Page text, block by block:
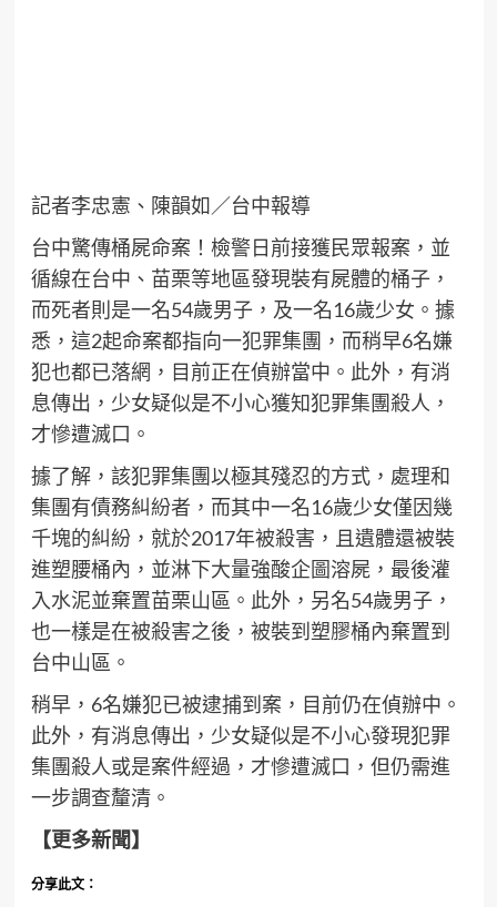
記者李忠憲、陳韻如／台中報導
台中驚傳桶屍命案！檢警日前接獲民眾報案，並
循線在台中、苗栗等地區發現裝有屍體的桶子，
而死者則是一名54歲男子，及一名16歲少女。據
悉，這2起命案都指向一犯罪集團，而稍早6名嫌
犯也都已落網，目前正在偵辦當中。此外，有消
息傳出，少女疑似是不小心獲知犯罪集團殺人，
才慘遭滅口。
據了解，該犯罪集團以極其殘忍的方式，處理和
集團有債務糾紛者，而其中一名16歲少女僅因幾
千塊的糾紛，就於2017年被殺害，且遺體還被裝
進塑腰桶內，並淋下大量強酸企圖溶屍，最後灌
入水泥並棄置苗栗山區。此外，另名54歲男子，
也一樣是在被殺害之後，被裝到塑膠桶內棄置到
台中山區。
稍早，6名嫌犯已被逮捕到案，目前仍在偵辦中。
此外，有消息傳出，少女疑似是不小心發現犯罪
集團殺人或是案件經過，才慘遭滅口，但仍需進
一步調查釐清。
【更多新聞】
分享此文：